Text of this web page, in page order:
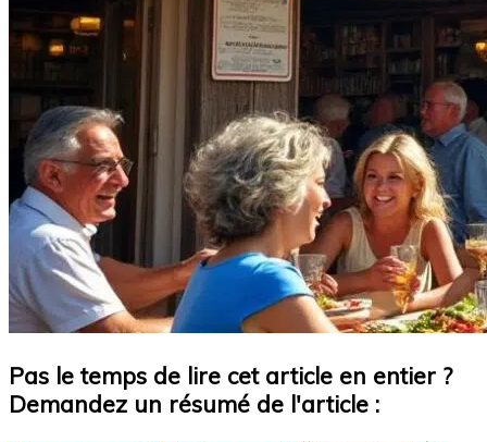
Pas le temps de lire cet article en entier ?
Demandez un résumé de l'article :